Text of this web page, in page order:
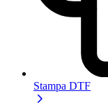
Stampa DTF